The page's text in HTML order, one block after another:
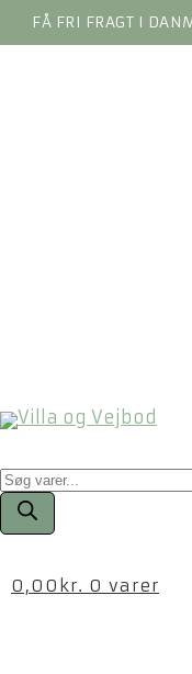
FÅ FRI FRAGT I
Products
search
0,00 kr. 0 varer